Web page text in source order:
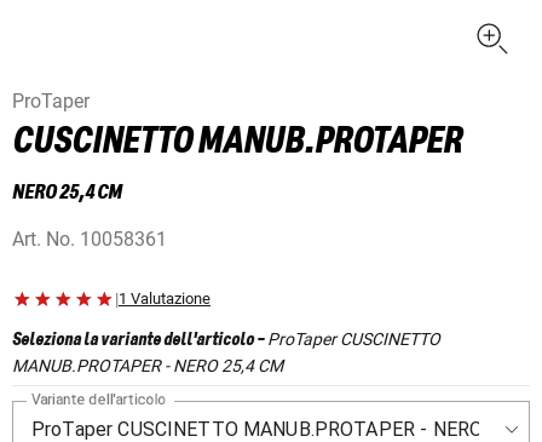
ProTaper
CUSCINETTO MANUB.PROTAPER
NERO 25,4 CM
Art. No. 10058361
|1 Valutazione
Seleziona la variante dell'articolo-ProTaper CUSCINETTO
MANUB.PROTAPER - NERO 25,4 CM
Variante dell'articolo